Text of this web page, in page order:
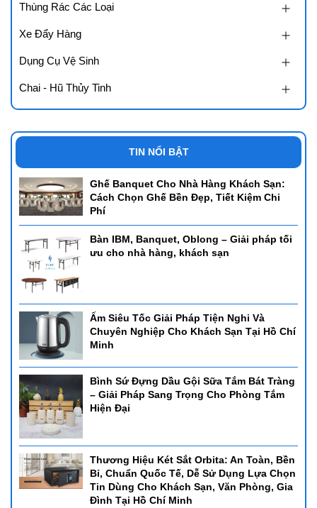
Thùng Rác Các Loại
Xe Đẩy Hàng
Dụng Cụ Vệ Sinh
Chai - Hũ Thủy Tinh
TIN NỔI BẬT
Ghế Banquet Cho Nhà Hàng Khách Sạn:
Cách Chọn Ghế Bền Đẹp, Tiết Kiệm Chi
Phí
Bàn IBM, Banquet, Oblong – Giải pháp tối
ưu cho nhà hàng, khách sạn
Ấm Siêu Tốc Giải Pháp Tiện Nghi Và
Chuyên Nghiệp Cho Khách Sạn Tại Hồ Chí
Minh
Bình Sứ Đựng Dầu Gội Sữa Tắm Bát Tràng
– Giải Pháp Sang Trọng Cho Phòng Tắm
Hiện Đại
Thương Hiệu Két Sắt Orbita: An Toàn, Bền
Bỉ, Chuẩn Quốc Tế, Dễ Sử Dụng Lựa Chọn
Tin Dùng Cho Khách Sạn, Văn Phòng, Gia
Đình Tại Hồ Chí Minh